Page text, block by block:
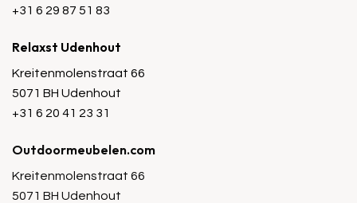
+31 6 29 87 51 83
Relaxst Udenhout
Kreitenmolenstraat 66
5071 BH Udenhout
+31 6 20 41 23 31
Outdoormeubelen.com
Kreitenmolenstraat 66
5071 BH Udenhout